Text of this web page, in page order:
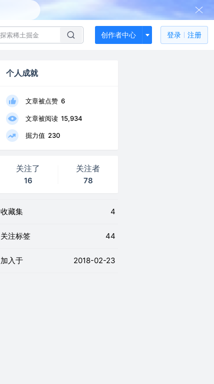
创作者中心 登录 注册
个人成就
文章被点赞 6
文章被阅读 15,934
掘力值 230
关注了
16
关注者
78
收藏集 4
关注标签 44
加入于 2018-02-23